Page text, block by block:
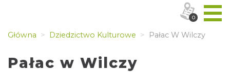
Główna Dziedzictwo Kulturowe Pałac W Wilczy
Pałac w Wilczy
0